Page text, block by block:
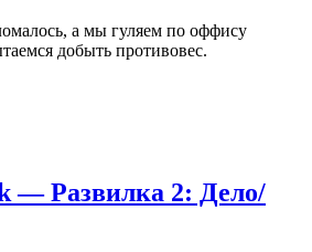
а мы гуляем по оффису
добыть противовес.
— Развилка 2: Дело/